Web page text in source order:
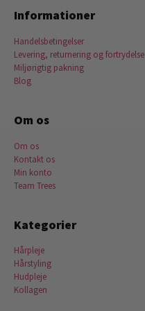
Informationer
Handelsbetingelser
Levering, returnering og fortrydelse
Miljørigtig pakning
Blog
Om os
Om os
Kontakt os
Min konto
Team Trees
Kategorier
Hårpleje
Hårstyling
Hudpleje
Kollagen